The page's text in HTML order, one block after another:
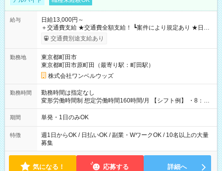
給与
日給13,000円～
＋交通費支給 ★交通費全額支給！ ┗案件により規定あり ★日払
いOK！（規定あり） ┗働いたその日に現金GET♪ お仕事後はコ
ンビニATMから 日払い分を引き落とせます！ 【試用期間】試
交通費別途支給あり
勤務地
東京都町田市
東京都町田市原町田（最寄り駅：町田駅）
株式会社ワンベルウッズ
勤務時間
勤務時間は指定なし
変形労働時間制 想定労働時間160時間/月 【シフト例】 ・8：00
～21：00
期間 単発・1日のみOK
特徴
週1日からOK / 日払いOK / 副業・WワークOK / 10名以上の大量
募集
気になる！ 応募する 詳細へ